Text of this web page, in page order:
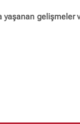
gelişmeler